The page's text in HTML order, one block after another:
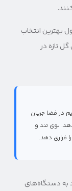
انتخاب
در
فضا جریان
بوی تند و
دهد.
دستگاه‌های